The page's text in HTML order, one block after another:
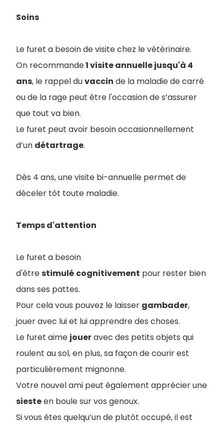
Soins
Le furet a besoin de visite chez le vétérinaire.
On recommande1 visite annuelle jusqu'à 4
ans, le rappel duvaccin de la maladie de carré
ou de la rage peut être l'occasion de s’assurer
que tout va bien.
Le furet peut avoir besoin occasionnellement
d’un détartrage.
Dès 4 ans, une visite bi-annuelle permet de
déceler tôt toute maladie.
Temps d'attention
Le furet a besoin
d'êtrestimulé cognitivement pour rester bien
dans ses pattes.
Pour cela vous pouvez le laisser gambader,
jouer avec lui et lui apprendre des choses.
Le furet aime joueravec des petits objets qui
roulent au sol, en plus, sa façon de courir est
particulièrement mignonne.
Votre nouvel ami peut également apprécier une
siesteen boule sur vos genoux.
Si vous êtes quelqu’un de plutôt occupé, il est